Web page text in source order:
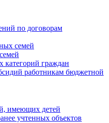
по договорам
семей
категорий граждан
работникам бюджетной
имеющих детей
учтенных объектов